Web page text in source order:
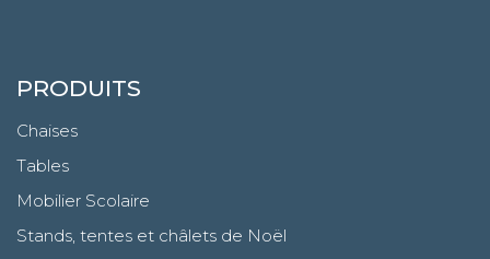
PRODUITS
Chaises
Tables
Mobilier Scolaire
Stands, tentes et châlets de Noël